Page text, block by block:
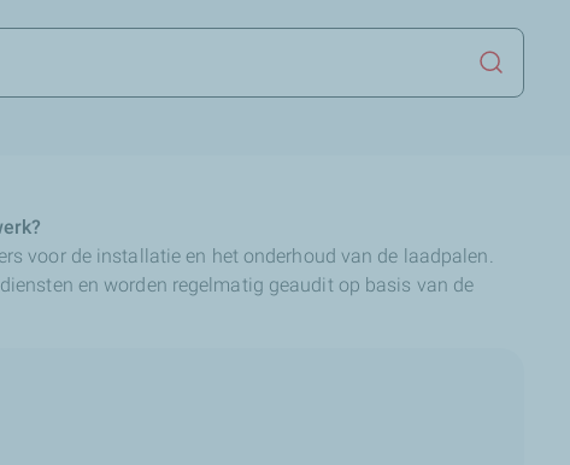
voor de installatie en het onderhoud van de laadpalen.
en worden regelmatig geaudit op basis van de